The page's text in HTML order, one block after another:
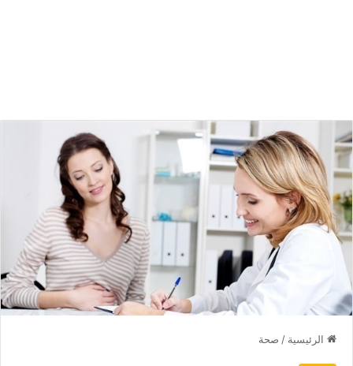
الرئيسية / صحة